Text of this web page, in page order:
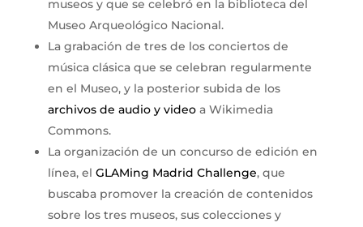
museos y que se celebró en la biblioteca del
Museo Arqueológico Nacional.
La grabación de tres de los conciertos de
música clásica que se celebran regularmente
en el Museo, y la posterior subida de los
archivos de audio y videoa Wikimedia
Commons.
La organización de un concurso de edición en
línea, el GLAMing Madrid Challenge, que
buscaba promover la creación de contenidos
sobre los tres museos, sus colecciones y